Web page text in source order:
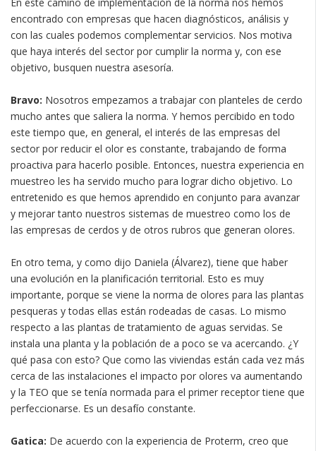
encontrado con empresas que hacen diagnósticos, análisis y
con las cuales podemos complementar servicios. Nos motiva
que haya interés del sector por cumplir la norma y, con ese
objetivo, busquen nuestra asesoría.
Bravo: Nosotros empezamos a trabajar con planteles de cerdo
mucho antes que saliera la norma. Y hemos percibido en todo
este tiempo que, en general, el interés de las empresas del
sector por reducir el olor es constante, trabajando de forma
proactiva para hacerlo posible. Entonces, nuestra experiencia en
muestreo les ha servido mucho para lograr dicho objetivo. Lo
entretenido es que hemos aprendido en conjunto para avanzar
y mejorar tanto nuestros sistemas de muestreo como los de
las empresas de cerdos y de otros rubros que generan olores.
En otro tema, y como dijo Daniela (Álvarez), tiene que haber
una evolución en la planificación territorial. Esto es muy
importante, porque se viene la norma de olores para las plantas
pesqueras y todas ellas están rodeadas de casas. Lo mismo
respecto a las plantas de tratamiento de aguas servidas. Se
instala una planta y la población de a poco se va acercando. ¿Y
qué pasa con esto? Que como las viviendas están cada vez más
cerca de las instalaciones el impacto por olores va aumentando
y la TEO que se tenía normada para el primer receptor tiene que
perfeccionarse. Es un desafío constante.
Gatica: De acuerdo con la experiencia de Proterm, creo que